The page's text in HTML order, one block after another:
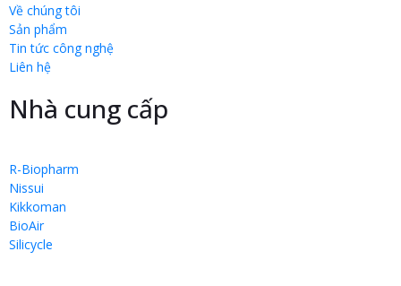
Về chúng tôi
Sản phẩm
Tin tức công nghệ
Liên hệ
Nhà cung cấp
R-Biopharm
Nissui
Kikkoman
BioAir
Silicycle